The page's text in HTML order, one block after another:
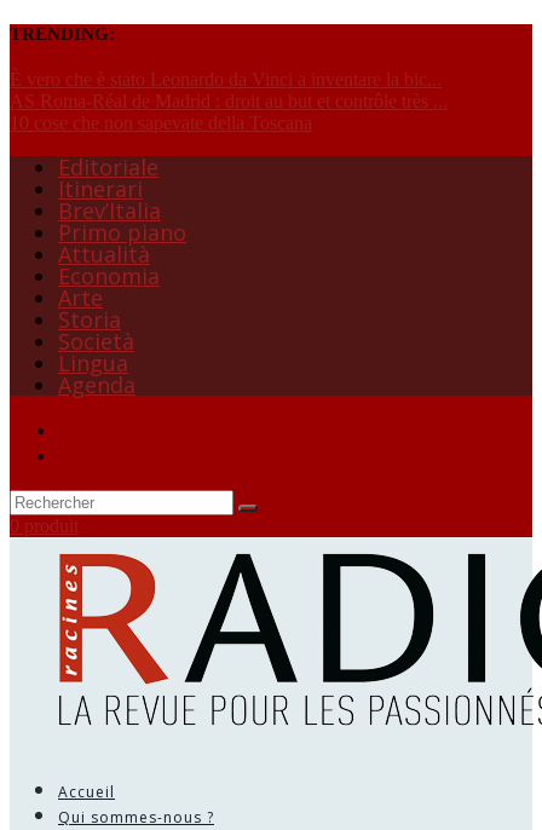
TRENDING:
È vero che è stato Leonardo da Vinci a inventare la bic...
AS Roma-Réal de Madrid : droit au but et contrôle très ...
10 cose che non sapevate della Toscana
Editoriale
Itinerari
Brev’Italia
Primo piano
Attualità
Economia
Arte
Storia
Società
Lingua
Agenda
0 produit
Accueil
Qui sommes-nous ?